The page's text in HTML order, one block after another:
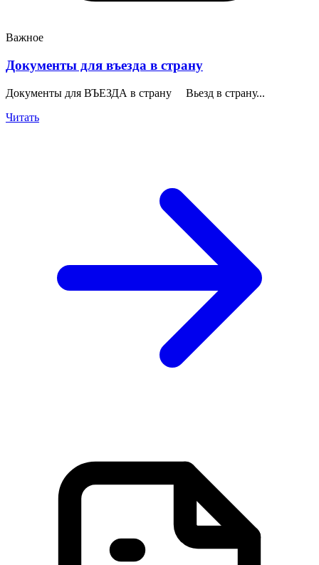
Важное
Документы для въезда в страну
Документы для ВЪЕЗДА в страну Вьезд в страну...
Читать